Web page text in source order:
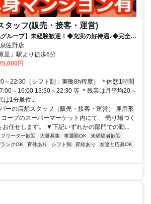
タッフ(販売・接客・運営)
グループ】未経験歓迎！◆充実の好待遇♪◆完全週
勤ナシ！
佐野店
里」駅より徒歩6分
円
～22:30（シフト制：実働8h程度） ＊休憩1時間
～16:00 13:30～22:30 等 ＊残業は月平均20～
は1分単位...
ーの店舗スタッフ（販売・接客・運営） 雇用形
ープのスーパーマーケット内にて、 売り場づく
お任せします。 ▼下記いずれかの部門での勤...
フリーター歓迎 大量募集 車通勤OK
未経験者歓迎
ランクOK 育休あり シフト制 昇給あり
友達と応募OK